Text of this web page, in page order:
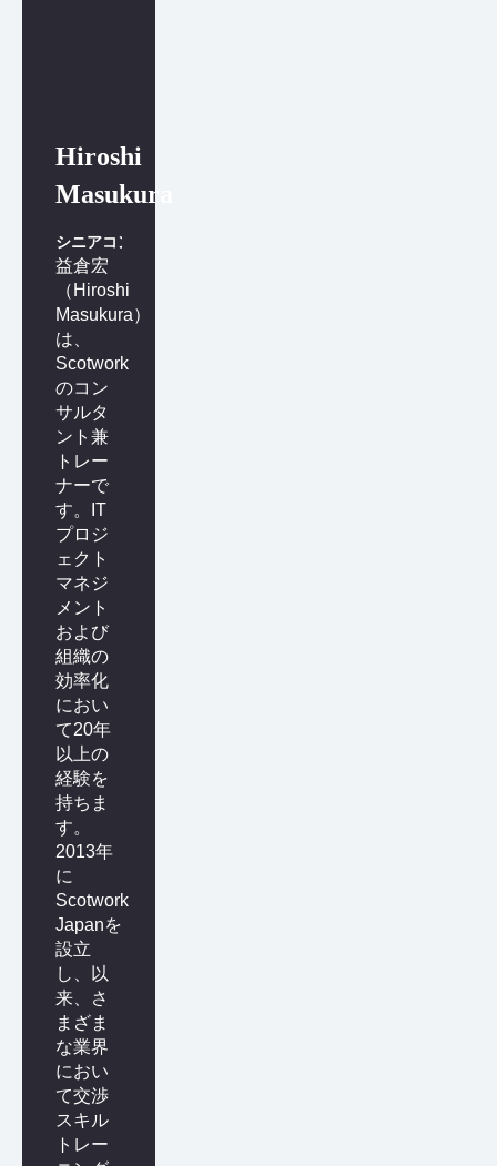
Hiroshi
Masukura
シニアコンサルタント
益倉宏
（Hiroshi
Masukura）
は、
Scotwork
のコン
サルタ
ント兼
トレー
ナーで
す。IT
プロジ
ェクト
マネジ
メント
および
組織の
効率化
におい
て20年
以上の
経験を
持ちま
す。
2013年
に
Scotwork
Japanを
設立
し、以
来、さ
まざま
な業界
におい
て交渉
スキル
トレー